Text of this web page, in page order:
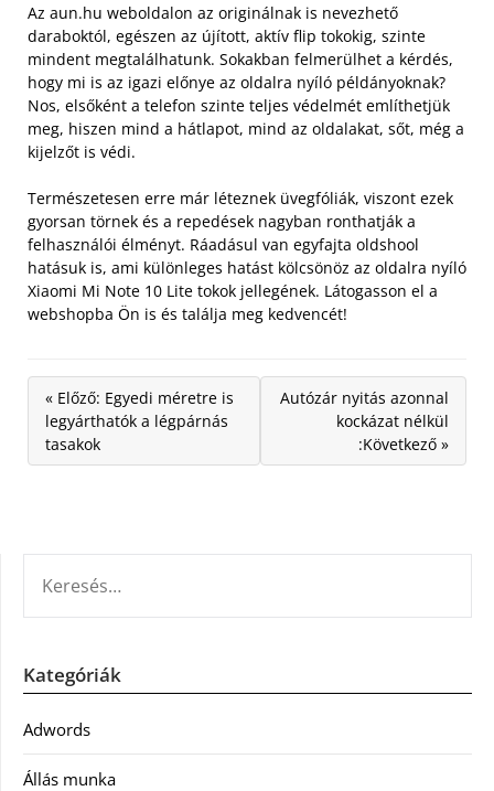
Az aun.hu weboldalon az originálnak is nevezhető
daraboktól, egészen az újított, aktív flip tokokig, szinte
mindent megtalálhatunk. Sokakban felmerülhet a kérdés,
hogy mi is az igazi előnye az oldalra nyíló példányoknak?
Nos, elsőként a telefon szinte teljes védelmét említhetjük
meg, hiszen mind a hátlapot, mind az oldalakat, sőt, még a
kijelzőt is védi.
Természetesen erre már léteznek üvegfóliák, viszont ezek
gyorsan törnek és a repedések nagyban ronthatják a
felhasználói élményt. Ráadásul van egyfajta oldshool
hatásuk is, ami különleges hatást kölcsönöz az oldalra nyíló
Xiaomi Mi Note 10 Lite tokok jellegének. Látogasson el a
webshopba Ön is és találja meg kedvencét!
« Előző: Egyedi méretre is
legyárthatók a légpárnás
tasakok
Autózár nyitás azonnal
kockázat nélkül
:Következő »
Kategóriák
Adwords
Állás munka